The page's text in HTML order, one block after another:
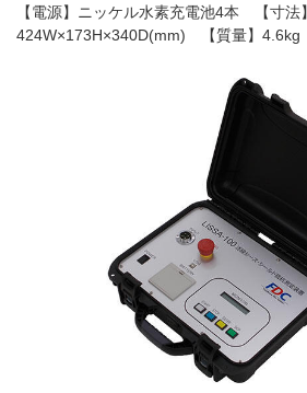
【電源】ニッケル水素充電池4本 【寸法】
424W×173H×340D(mm) 【質量】4.6kg